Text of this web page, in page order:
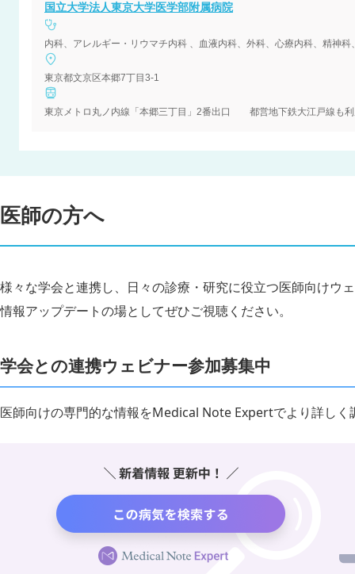
国立大学法人東京大学医学部附属病院
東京都文京区本郷7丁目3-1
医師の方へ
様々な学会と連携し、日々の診療・研究に役立つ医師向けウ
情報アップデートの場としてぜひご視聴ください。
学会との連携ウェビナー参加募集中
医師向けの専門的な情報をMedical Note Expertでより詳しく